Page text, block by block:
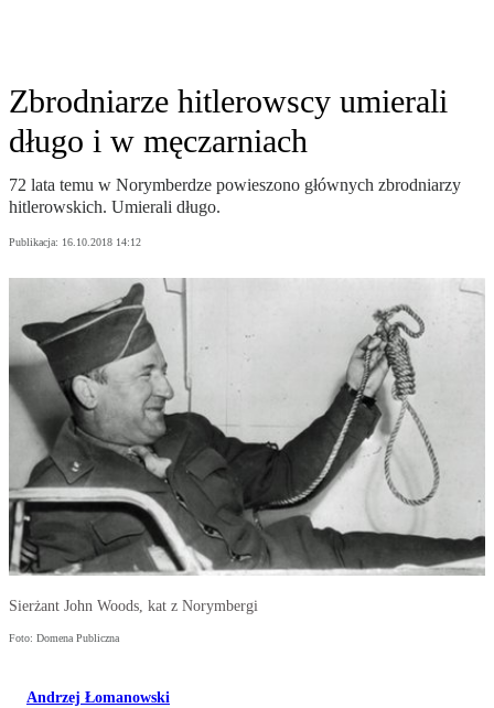
Zbrodniarze hitlerowscy umierali
długo i w męczarniach
72 lata temu w Norymberdze powieszono głównych zbrodniarzy
hitlerowskich. Umierali długo.
Publikacja: 16.10.2018 14:12
Sierżant John Woods, kat z Norymbergi
Foto: Domena Publiczna
Andrzej Łomanowski